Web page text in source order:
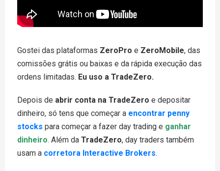
Gostei das plataformas ZeroPro e ZeroMobile, das
comissões grátis ou baixas e da rápida execução das
ordens limitadas. Eu uso a TradeZero.
Depois de abrir conta na TradeZero e depositar
dinheiro, só tens que começar a encontrar penny
stocks para começar a fazer day trading e ganhar
dinheiro. Além da TradeZero, day traders também
usam a corretora Interactive Brokers.